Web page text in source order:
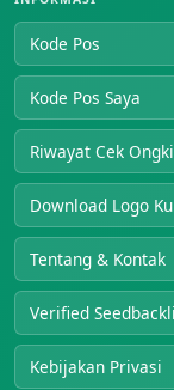
Kode Pos
Kode Pos Saya
Riwayat Cek
Download Logo
Tentang & Kontak
Verified
Kebijakan Privasi